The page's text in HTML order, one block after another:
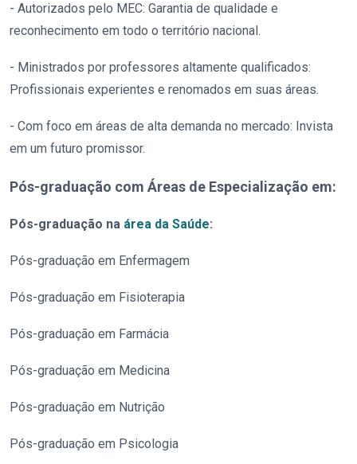
- Autorizados pelo MEC: Garantia de qualidade e
reconhecimento em todo o território nacional.
- Ministrados por professores altamente qualificados:
Profissionais experientes e renomados em suas áreas.
- Com foco em áreas de alta demanda no mercado: Invista
em um futuro promissor.
Pós-graduação com Áreas de Especialização em:
Pós-graduação na área da Saúde:
Pós-graduação em Enfermagem
Pós-graduação em Fisioterapia
Pós-graduação em Farmácia
Pós-graduação em Medicina
Pós-graduação em Nutrição
Pós-graduação em Psicologia